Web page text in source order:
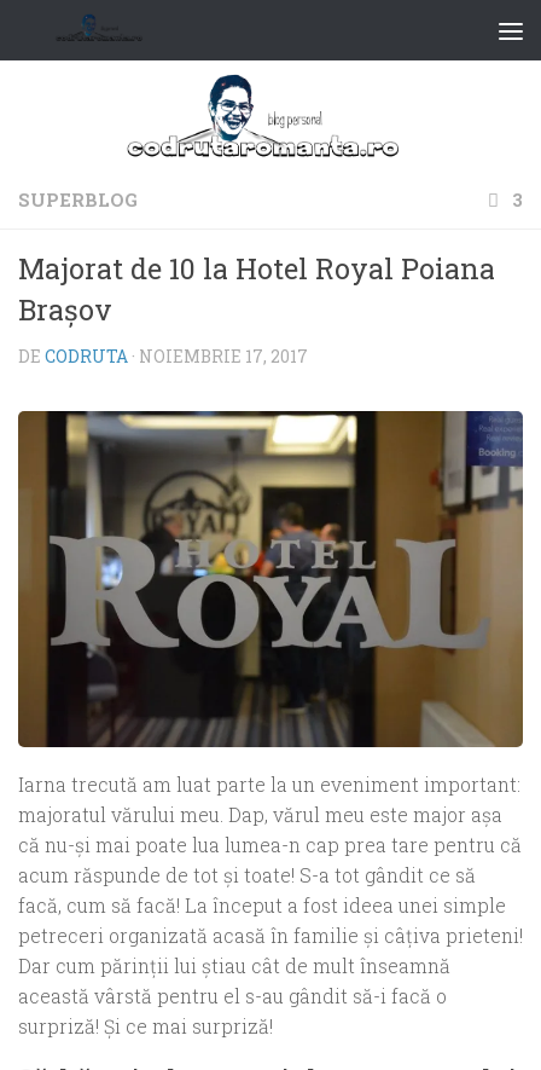
SUPERBLOG 3
Majorat de 10 la Hotel Royal Poiana
Braşov
DE CODRUTA · NOIEMBRIE 17, 2017
Iarna trecută am luat parte la un eveniment important:
majoratul vărului meu. Dap, vărul meu este major aşa
că nu-şi mai poate lua lumea-n cap prea tare pentru că
acum răspunde de tot şi toate! S-a tot gândit ce să
facă, cum să facă! La început a fost ideea unei simple
petreceri organizată acasă în familie şi câţiva prieteni!
Dar cum părinţii lui ştiau cât de mult înseamnă
această vârstă pentru el s-au gândit să-i facă o
surpriză! Şi ce mai surpriză!